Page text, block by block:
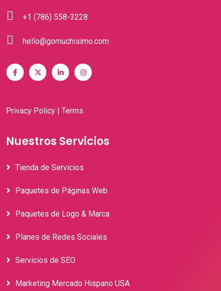
+1 (786) 558-3228
hello@gomuchisimo.com
Privacy Policy | Terms
Nuestros Servicios
Tienda de Servicios
Paquetes de Páginas Web
Paquetes de Logo & Marca
Planes de Redes Sociales
Servicios de SEO
Marketing Mercado Hispano USA